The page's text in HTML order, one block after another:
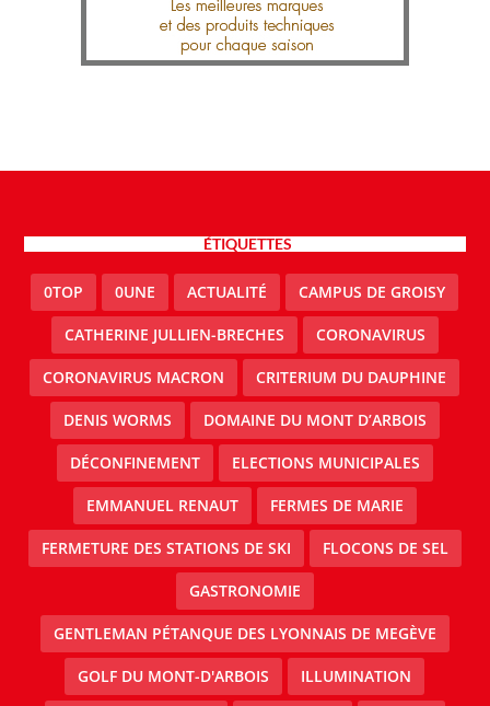
ÉTIQUETTES
0TOP 0UNE ACTUALITÉ CAMPUS DE GROISY
CATHERINE JULLIEN-BRECHES CORONAVIRUS
CORONAVIRUS MACRON CRITERIUM DU DAUPHINE
DENIS WORMS DOMAINE DU MONT D’ARBOIS
DÉCONFINEMENT ELECTIONS MUNICIPALES
EMMANUEL RENAUT FERMES DE MARIE
FERMETURE DES STATIONS DE SKI FLOCONS DE SEL
GASTRONOMIE
GENTLEMAN PÉTANQUE DES LYONNAIS DE MEGÈVE
GOLF DU MONT-D'ARBOIS ILLUMINATION